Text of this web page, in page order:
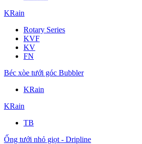
KRain
Rotary Series
KVF
KV
FN
Béc xòe tưới góc Bubbler
KRain
KRain
TB
Ống tưới nhỏ giọt - Dripline